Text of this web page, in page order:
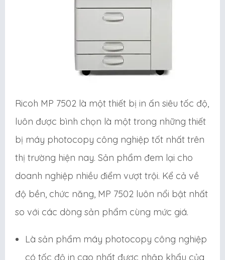
Ricoh MP 7502 là một thiết bị in ấn siêu tốc độ,
luôn được bình chọn là một trong những thiết
bị máy photocopy công nghiệp tốt nhất trên
thị trường hiện nay. Sản phẩm đem lại cho
doanh nghiệp nhiều điểm vượt trội. Kể cả về
độ bền, chức năng, MP 7502 luôn nổi bật nhất
so với các dòng sản phẩm cùng mức giá.
Là sản phẩm máy photocopy công nghiệp
có tốc độ in cao nhất được nhập khẩu của